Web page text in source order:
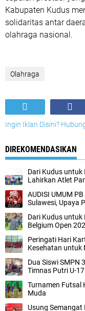
Kabupaten Kudus
solidaritas antar
olahraga nasional.
Olahraga
Ingin Iklan Disini?
DIREKOMENDASIKAN
Dari Kudus untuk
Lahirkan Atlet
AUDISI UMUM
Sulawesi, Upaya
Dari Kudus untuk
Belgium Open
Peringati Hari
Kesehatan untuk
Dua Siswi SMPN
Timnas Putri U-
Turnamen Futsal
Muda
Usung